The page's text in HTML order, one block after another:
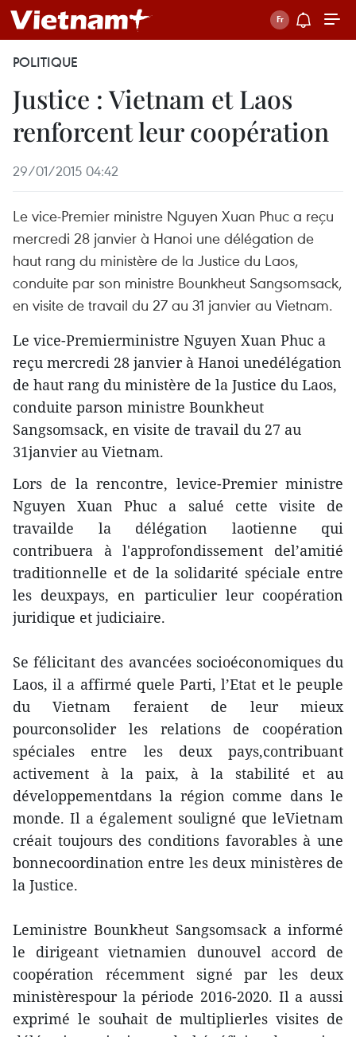
POLITIQUE
Justice : Vietnam et Laos
renforcent leur coopération
29/01/2015 04:42
Le vice-Premier ministre Nguyen Xuan Phuc a reçu
mercredi 28 janvier à Hanoi une délégation de
haut rang du ministère de la Justice du Laos,
conduite par son ministre Bounkheut Sangsomsack,
en visite de travail du 27 au 31 janvier au Vietnam.
Le vice-Premierministre Nguyen Xuan Phuc a
reçu mercredi 28 janvier à Hanoi unedélégation
de haut rang du ministère de la Justice du Laos,
conduite parson ministre Bounkheut
Sangsomsack, en visite de travail du 27 au
31janvier au Vietnam.
Lors de la rencontre, levice-Premier ministre
Nguyen Xuan Phuc a salué cette visite de
travailde la délégation laotienne qui
contribuera à l'approfondissement del’amitié
traditionnelle et de la solidarité spéciale entre
les deuxpays, en particulier leur coopération
juridique et judiciaire.
Se félicitant des avancées socioéconomiques du
Laos, il a affirmé quele Parti, l’Etat et le peuple
du Vietnam feraient de leur mieux
pourconsolider les relations de coopération
spéciales entre les deux pays,contribuant
activement à la paix, à la stabilité et au
développementdans la région comme dans le
monde. Il a également souligné que leVietnam
créait toujours des conditions favorables à une
bonnecoordination entre les deux ministères de
la Justice.
Leministre Bounkheut Sangsomsack a informé
le dirigeant vietnamien dunouvel accord de
coopération récemment signé par les deux
ministèrespour la période 2016-2020. Il a aussi
exprimé le souhait de multiplierles visites de